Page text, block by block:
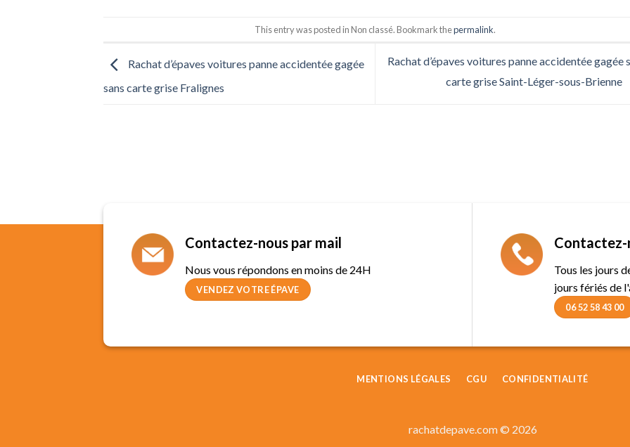
This entry was posted in Non classé. Bookmark thepermalink.
Rachat d’épaves voitures panne accidentée gagée
sans carte grise Fralignes
Rachat d’épaves voitures panne accidentée gagée
carte grise Saint-Léger-sous-Brienne
Contactez-nous par mail
Nous vous répondons en moins de 24H
VENDEZ VOTRE ÉPAVE
Contactez-
Tous les jours
jours fériés de
06 52 58 43 00
MENTIONS LÉGALES CGU CONFIDENTIALITÉ
rachatdepave.com © 2026